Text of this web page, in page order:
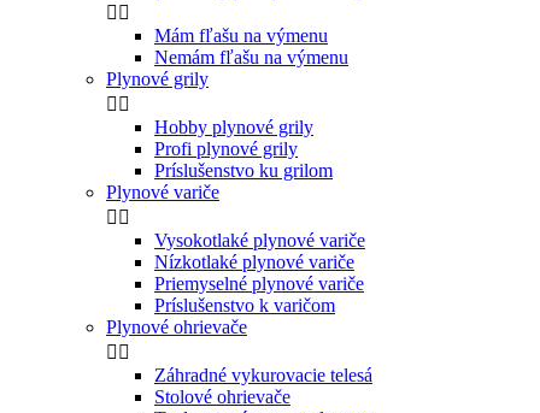
 
Mám fľašu na výmenu
Nemám fľašu na výmenu
Plynové grily
 
Hobby plynové grily
Profi plynové grily
Príslušenstvo ku grilom
Plynové variče
 
Vysokotlaké plynové variče
Nízkotlaké plynové variče
Priemyselné plynové variče
Príslušenstvo k varičom
Plynové ohrievače
 
Záhradné vykurovacie telesá
Stolové ohrievače